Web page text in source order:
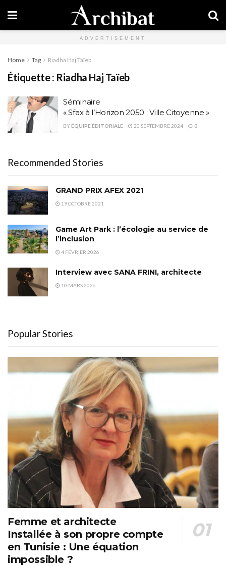
ADVERTISEMENT
Home Tag Riadha Haj Taïeb
Étiquette : Riadha Haj Taïeb
Séminaire
« Sfax à l’Horizon 2050 : Ville Citoyenne »
BY ÉQUIPE ÉDITORIALE 20 SEPTEMBRE 2024 0
Recommended Stories
GRAND PRIX AFEX 2021
19 OCTOBRE 2021
Game Art Park : l’écologie au service de
l’inclusion
4 FÉVRIER 2026
Interview avec SANA FRINI, architecte
10 MARS 2026
Popular Stories
Femme et architecte
Installée à son propre compte
en Tunisie : Une équation
impossible ?